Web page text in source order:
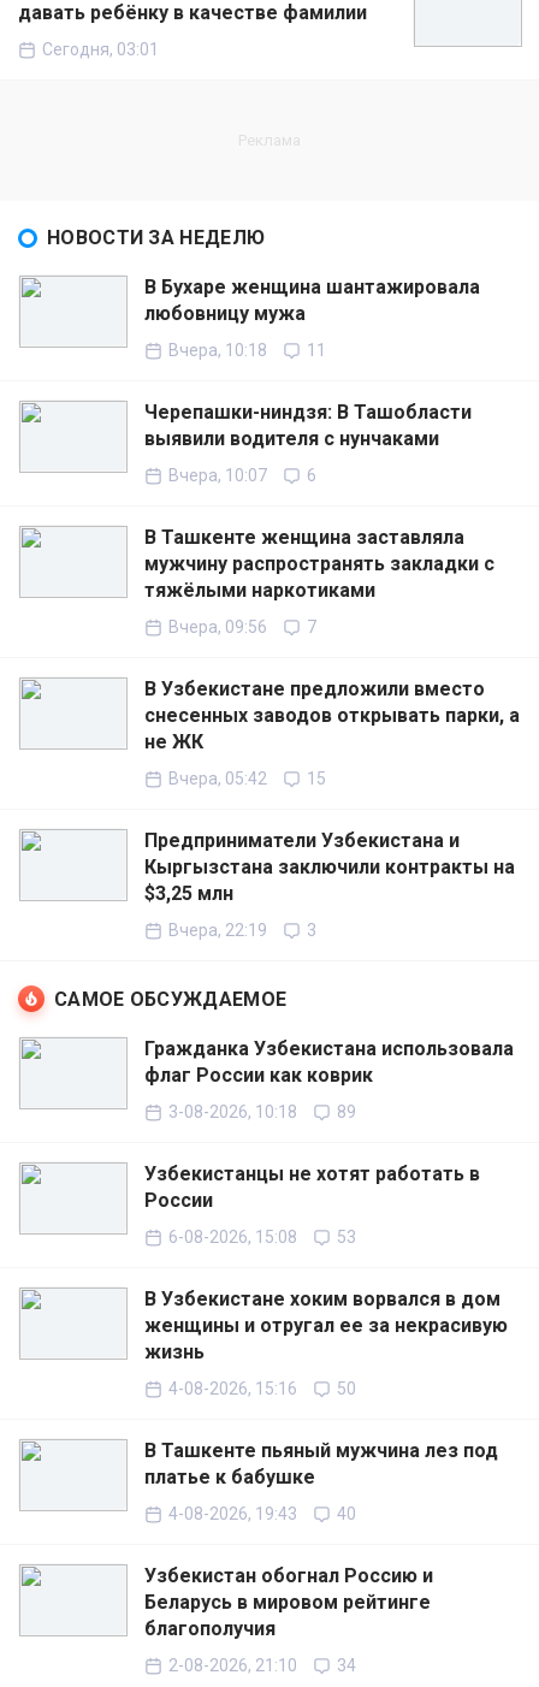
давать ребёнку в качестве фамилии
Сегодня, 03:01
НОВОСТИ ЗА НЕДЕЛЮ
В Бухаре женщина шантажировала
любовницу мужа
Вчера, 10:18 11
Черепашки-ниндзя: В Ташобласти
выявили водителя с нунчаками
Вчера, 10:07 6
В Ташкенте женщина заставляла
мужчину распространять закладки с
тяжёлыми наркотиками
Вчера, 09:56 7
В Узбекистане предложили вместо
снесенных заводов открывать парки, а
не ЖК
Вчера, 05:42 15
Предприниматели Узбекистана и
Кыргызстана заключили контракты на
$3,25 млн
Вчера, 22:19 3
САМОЕ ОБСУЖДАЕМОЕ
Гражданка Узбекистана использовала
флаг России как коврик
3-08-2026, 10:18 89
Узбекистанцы не хотят работать в
России
6-08-2026, 15:08 53
В Узбекистане хоким ворвался в дом
женщины и отругал ее за некрасивую
жизнь
4-08-2026, 15:16 50
В Ташкенте пьяный мужчина лез под
платье к бабушке
4-08-2026, 19:43 40
Узбекистан обогнал Россию и
Беларусь в мировом рейтинге
благополучия
2-08-2026, 21:10 34